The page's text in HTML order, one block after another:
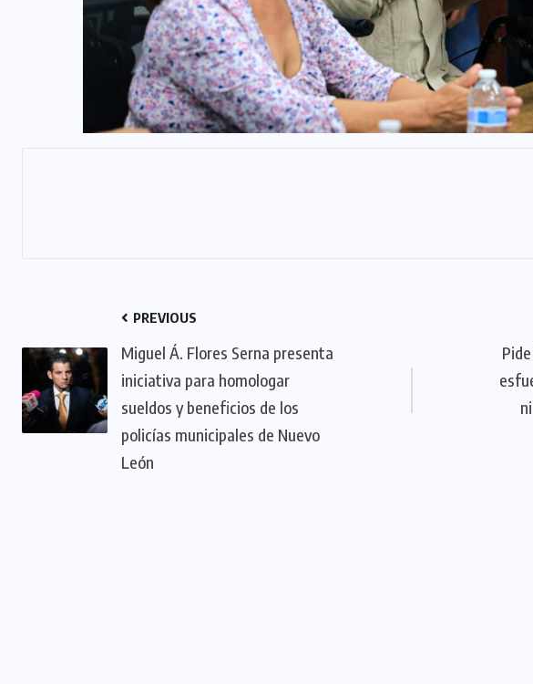
PREVIOUS
Miguel Á. Flores Serna presenta
iniciativa para homologar
sueldos y beneficios de los
policías municipales de Nuevo
León